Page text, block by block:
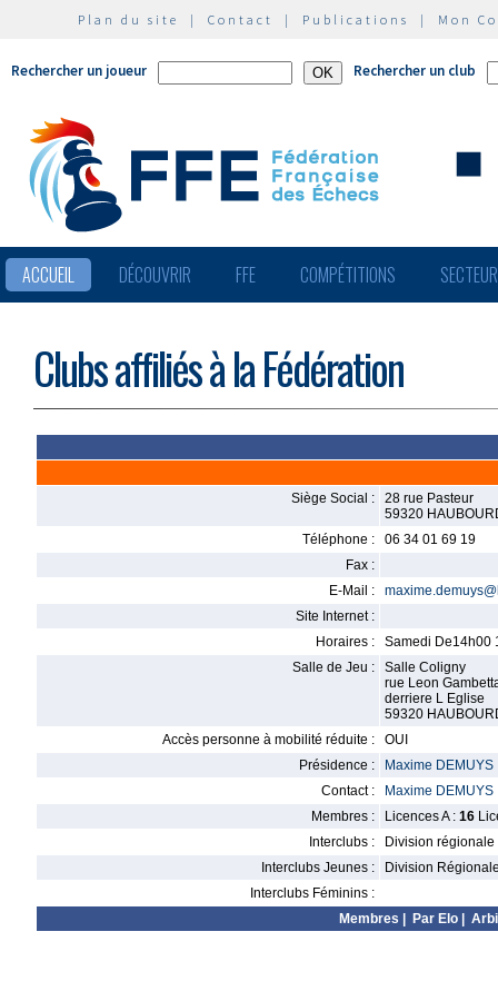
Plan du site | Contact | Publications | Mon
Rechercher un joueur Rechercher un club
ACCUEIL DÉCOUVRIR FFE COMPÉTITIONS
Clubs affiliés à la Fédération
Siège Social :
28 rue Pasteur
59320
Téléphone :
06 34 01 69 19
Fax :
E-Mail :
Site Internet :
Horaires :
Samedi De14h00
Salle de Jeu :
Salle Coligny
rue Leon
derriere L Eglise
59320
Accès personne à mobilité réduite :
OUI
Présidence :
Maxime DEMUYS
Contact :
Maxime DEMUYS
Membres :
Licences A : 16
Interclubs :
Division régionale
Interclubs Jeunes :
Division
Interclubs Féminins :
Membres
Par Elo